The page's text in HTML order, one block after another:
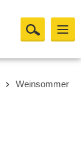
Weinsommer